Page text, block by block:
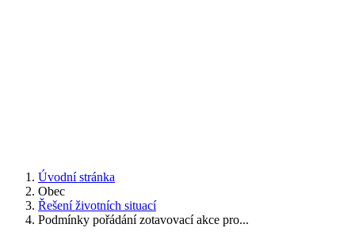
Úvodní stránka
Obec
Řešení životních situací
Podmínky pořádání zotavovací akce pro...